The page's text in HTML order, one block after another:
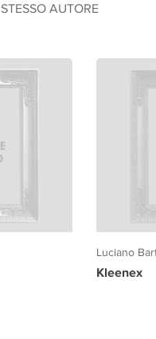
STESSO AUTORE
Luciano
Kleenex